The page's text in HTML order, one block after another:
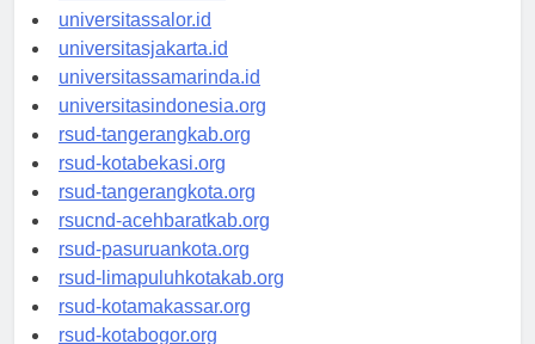
universitaswalesi.id
universitassalor.id
universitasjakarta.id
universitassamarinda.id
universitasindonesia.org
rsud-tangerangkab.org
rsud-kotabekasi.org
rsud-tangerangkota.org
rsucnd-acehbaratkab.org
rsud-pasuruankota.org
rsud-limapuluhkotakab.org
rsud-kotamakassar.org